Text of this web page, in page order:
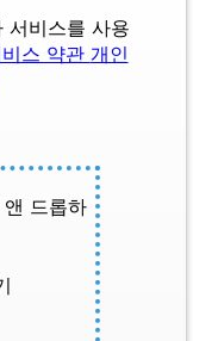
서비스를 사용
스 약관 개인
드롭하